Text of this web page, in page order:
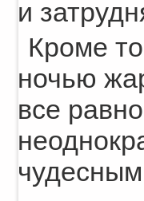
и
Кроме
ночью
все